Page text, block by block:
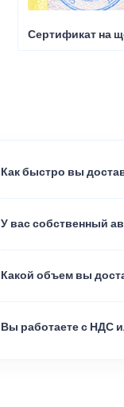
Сертификат на
Как быстро вы
У вас собственный
Какой объем вы
Вы работаете с НДС